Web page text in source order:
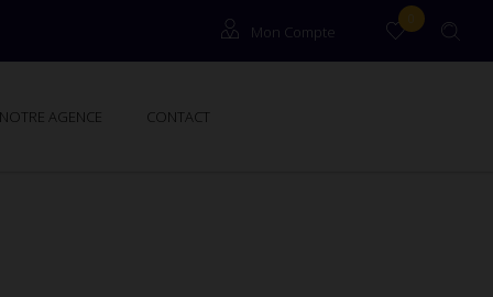
Mon Compte
NOTRE AGENCE CONTACT